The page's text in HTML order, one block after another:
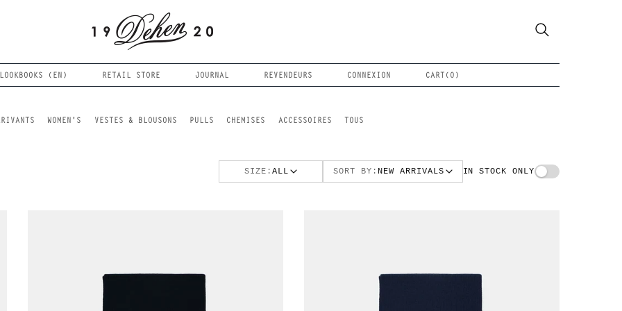
LOOKBOOKS (EN) RETAIL STORE JOURNAL REVENDEURS CONNEXION CART( 0 )
WOMEN'S VESTES & BLOUSONS PULLS CHEMISES ACCESSOIRES TOUS
SIZE:ALL SORT BY: NEW ARRIVALS IN STOCK ONLY